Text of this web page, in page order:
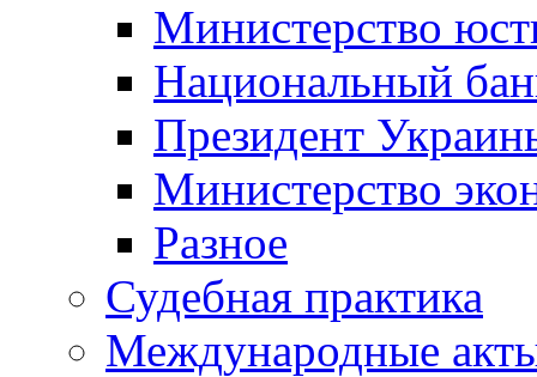
Министерство
Национальный
Президент
Министерство
Разное
Судебная практика
Международные